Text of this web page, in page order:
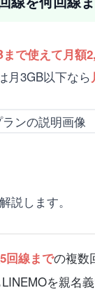
で使えて月額
月3GB以下なら
説します。
回線までの複数
を親名